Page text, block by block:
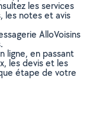
les services
les notes et avis
AlloVoisins
ligne, en passant
les devis et les
étape de votre